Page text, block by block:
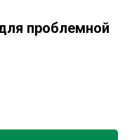
проблемной